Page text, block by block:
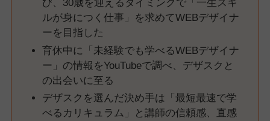
び、30歳を迎えるタイミングで「一生スキ
ルが身につく仕事」を求めてWEBデザイナ
ーを目指した
育休中に「未経験でも学べるWEBデザイナ
ー」の情報をYouTubeで調べ、デザスクと
の出会いに至る
デザスクを選んだ決め手は「最短最速で学
べるカリキュラム」と講師の信頼感、直感